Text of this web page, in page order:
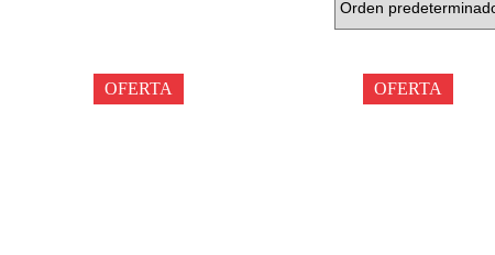
OFERTA OFERTA